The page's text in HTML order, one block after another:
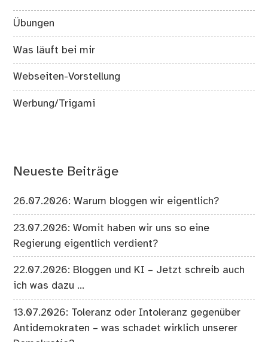
Übungen
Was läuft bei mir
Webseiten-Vorstellung
Werbung/Trigami
Neueste Beiträge
26.07.2026: Warum bloggen wir eigentlich?
23.07.2026: Womit haben wir uns so eine
Regierung eigentlich verdient?
22.07.2026: Bloggen und KI – Jetzt schreib auch
ich was dazu …
13.07.2026: Toleranz oder Intoleranz gegenüber
Antidemokraten – was schadet wirklich unserer